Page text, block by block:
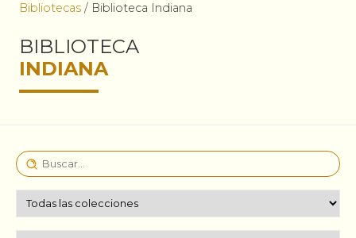
Bibliotecas / Biblioteca Indiana
BIBLIOTECA
INDIANA